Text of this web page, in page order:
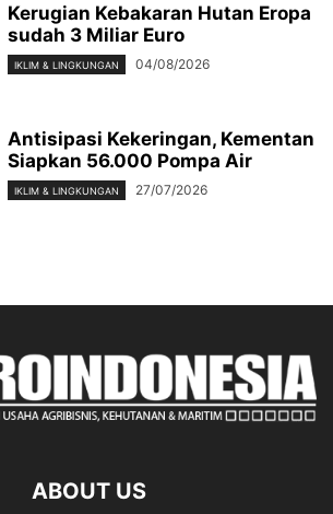
Kerugian Kebakaran Hutan Eropa
sudah 3 Miliar Euro
IKLIM & LINGKUNGAN 04/08/2026
Antisipasi Kekeringan, Kementan
Siapkan 56.000 Pompa Air
IKLIM & LINGKUNGAN 27/07/2026
ABOUT US